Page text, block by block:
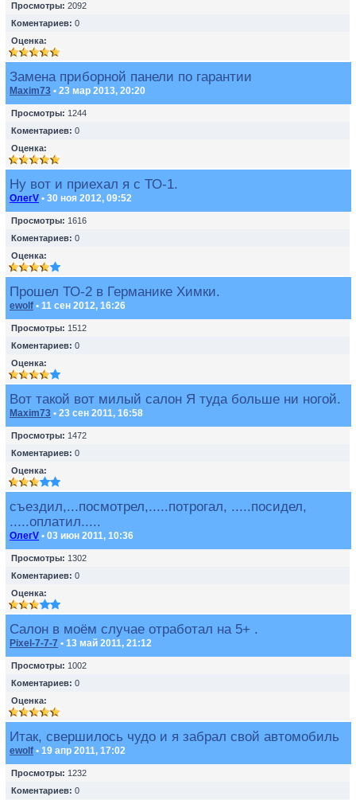
Просмотры: 2092
Коментариев: 0
Оценка:
Замена приборной панели по гарантии
Maxim73 • 23 мар 2013, 20:20
Просмотры: 1244
Коментариев: 0
Оценка:
Ну вот и приехал я с ТО-1.
ОлегV • 30 ноя 2012, 09:52
Просмотры: 1616
Коментариев: 0
Оценка:
Прошел ТО-2 в Германике Химки.
ewolf • 11 сен 2012, 16:26
Просмотры: 1512
Коментариев: 0
Оценка:
Вот такой вот милый салон Я туда больше ни ногой.
Maxim73 • 23 сен 2011, 16:58
Просмотры: 1472
Коментариев: 0
Оценка:
съездил,...посмотрел,.....потрогал, .....посидел,
.....оплатил.....
ОлегV • 03 июн 2011, 10:36
Просмотры: 1302
Коментариев: 0
Оценка:
Салон в моём случае отработал на 5+ .
Pixel-7-7-7 • 13 май 2011, 21:12
Просмотры: 1002
Коментариев: 0
Оценка:
Итак, свершилось чудо и я забрал свой автомобиль
ewolf • 19 апр 2011, 17:02
Просмотры: 1232
Коментариев: 0